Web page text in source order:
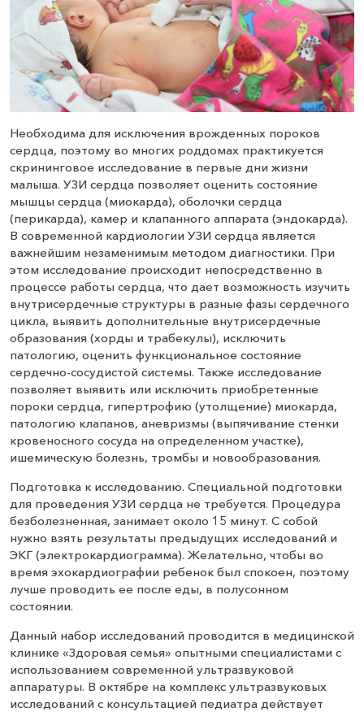
Необходима для исключения врожденных пороков
сердца, поэтому во многих роддомах практикуется
скрининговое исследование в первые дни жизни
малыша. УЗИ сердца позволяет оценить состояние
мышцы сердца (миокарда), оболочки сердца
(перикарда), камер и клапанного аппарата (эндокарда).
В современной кардиологии УЗИ сердца является
важнейшим незаменимым методом диагностики. При
этом исследование происходит непосредственно в
процессе работы сердца, что дает возможность изучить
внутрисердечные структуры в разные фазы сердечного
цикла, выявить дополнительные внутрисердечные
образования (хорды и трабекулы), исключить
патологию, оценить функциональное состояние
сердечно-сосудистой системы. Также исследование
позволяет выявить или исключить приобретенные
пороки сердца, гипертрофию (утолщение) миокарда,
патологию клапанов, аневризмы (выпячивание стенки
кровеносного сосуда на определенном участке),
ишемическую болезнь, тромбы и новообразования.
Подготовка к исследованию. Специальной подготовки
для проведения УЗИ сердца не требуется. Процедура
безболезненная, занимает около 15 минут. С собой
нужно взять результаты предыдущих исследований и
ЭКГ (электрокардиограмма). Желательно, чтобы во
время эхокардиографии ребенок был спокоен, поэтому
лучше проводить ее после еды, в полусонном
состоянии.
Данный набор исследований проводится в медицинской
клинике «Здоровая семья» опытными специалистами с
использованием современной ультразвуковой
аппаратуры. В октябре на комплекс ультразвуковых
исследований с консультацией педиатра действует